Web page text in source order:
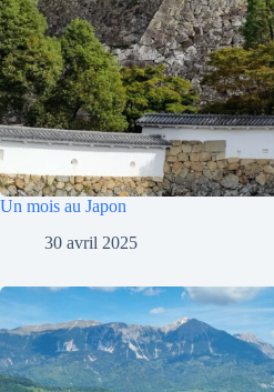
Un mois au Japon
30 avril 2025